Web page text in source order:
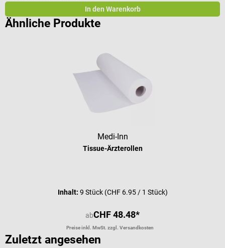
In den Warenkorb
Ähnliche Produkte
Medi-Inn
Tissue-Ärzterollen
Inhalt: 9 Stück (CHF 6.95 / 1 Stück)
abCHF 48.48*
Preise inkl. MwSt. zzgl. Versandkosten
Zuletzt angesehen